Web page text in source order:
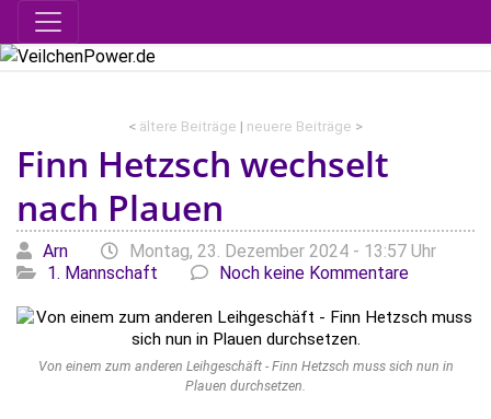
< ältere Beiträge | neuere Beiträge >
Finn Hetzsch wechselt
nach Plauen
Geschrieben von
Arn am Montag, 23. Dezember 2024 - 13:57 Uhr
1. Mannschaft
Noch keine Kommentare
Von einem zum anderen Leihgeschäft - Finn Hetzsch muss sich nun in
Plauen durchsetzen.